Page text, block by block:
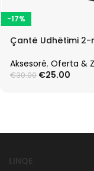
-17%
Çantë Udhëtimi 2-
Aksesorë, Oferta &
€30.00 €25.00